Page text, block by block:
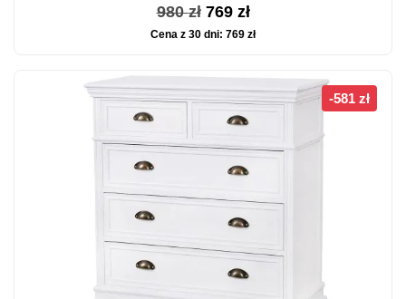
980zł Pierwotna
cena
980 zł.
769 złAktualna
cena
769 zł.
Cena z 30 dni: 769 zł
-581 zł